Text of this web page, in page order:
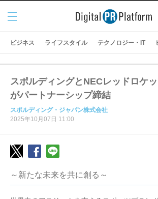
メニ
ュー
ビジネス ライフスタイル テクノロジー・IT
スポルディングとNECレッドロケ
がパートナーシップ締結
スポルディング・ジャパン株式会社
2025年10月07日 11:00
～新たな未来を共に創る～